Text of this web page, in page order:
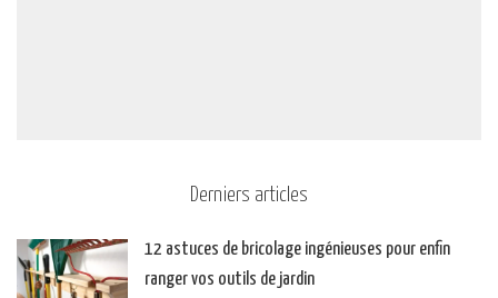
Derniers articles
12 astuces de bricolage ingénieuses pour enfin
ranger vos outils de jardin